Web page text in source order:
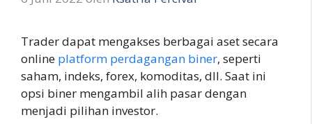
Trader dapat mengakses berbagai aset secara
online platform perdagangan biner, seperti
saham, indeks, forex, komoditas, dll. Saat ini
opsi biner mengambil alih pasar dengan
menjadi pilihan investor.